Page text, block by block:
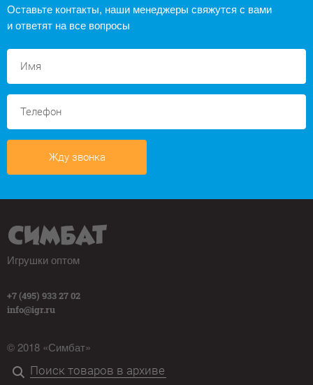
Оставьте контакты, наши менеджеры свяжутся с вами
и ответят на все вопросы
Жду звонка
Игрушки оптом
+7 (495) 933 27 02
info@igr.ru
© 2018 «Симбат»